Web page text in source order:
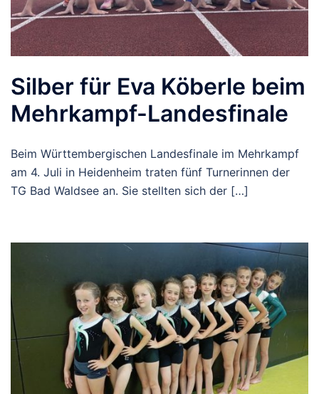
Silber für Eva Köberle beim
Mehrkampf-Landesfinale
Beim Württembergischen Landesfinale im Mehrkampf
am 4. Juli in Heidenheim traten fünf Turnerinnen der
TG Bad Waldsee an. Sie stellten sich der […]